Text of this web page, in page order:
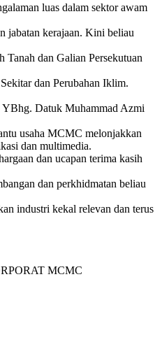
luas dalam sektor awam
jabatan kerajaan. Kini beliau
Tanah dan Galian Persekutuan
dan Perubahan Iklim.
YBhg. Datuk Muhammad Azmi
usaha MCMC melonjakkan
dan multimedia.
dan ucapan terima kasih
dan perkhidmatan beliau
industri kekal relevan dan terus
MCMC